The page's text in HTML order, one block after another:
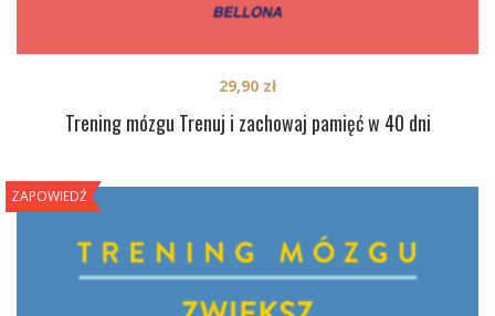
Trening mózgu Trenuj i zachowaj pamięć w 40 dni
29,90 zł
ZAPOWIEDŹ